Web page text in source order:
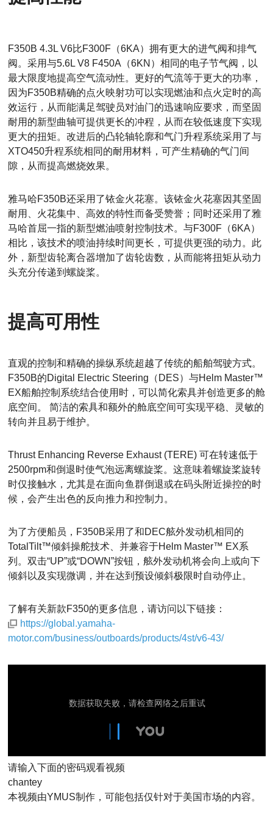
F350B 4.3L V6比F300F（6KA）拥有更大的进气阀和排气
阀。采用与5.6L V8 F450A（6KN）相同的电子节气阀，以
最大限度地提高空气流动性。更好的气流等于更大的功率，
因为F350B精确的点火映射功可以实现燃油和点火定时的高
效运行，从而能满足驾驶员对油门的迅速响应要求，而坚固
耐用的新型曲轴可提供更长的冲程，从而在较低速度下实现
更大的扭矩。改进后的凸轮轴轮廓和气门升程系统采用了与
XTO450升程系统相同的耐用材料，可产生精确的气门间
隙，从而提高燃烧效果。
雅马哈F350B还采用了铱金火花塞。该铱金火花塞因其坚固
耐用、火花集中、高效的特性而备受赞誉；同时还采用了雅
马哈首屈一指的新型燃油喷射控制技术。与F300F（6KA）
相比，该技术的喷油持续时间更长，可提供更强的动力。此
外，新型齿轮离合器增加了齿轮齿数，从而能将扭矩从动力
头充分传递到螺旋桨。
提高可用性
直观的控制和精确的操纵系统超越了传统的船舶驾驶方式。
F350B的Digital Electric Steering（DES）与Helm Master™
EX船舶控制系统结合使用时，可以简化索具并创造更多的舱
底空间。 简洁的索具和额外的舱底空间可实现平稳、灵敏的
转向并且易于维护。
Thrust Enhancing Reverse Exhaust (TERE) 可在转速低于
2500rpm和倒退时使气泡远离螺旋桨。这意味着螺旋桨旋转
时仅接触水，尤其是在面向鱼群倒退或在码头附近操控的时
候，会产生出色的反向推力和控制力。
为了方便船员，F350B采用了和DEC舷外发动机相同的
TotalTilt™倾斜操舵技术、并兼容于Helm Master™ EX系
列。双击“UP”或“DOWN”按钮，舷外发动机将会向上或向下
倾斜以及实现微调，并在达到预设倾斜极限时自动停止。
了解有关新款F350的更多信息，请访问以下链接：
https://global.yamaha-
motor.com/business/outboards/products/4st/v6-43/
请输入下面的密码观看视频
chantey
本视频由YMUS制作，可能包括仅针对于美国市场的内容。